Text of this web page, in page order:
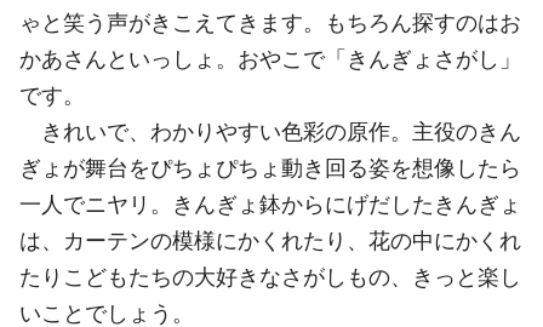
ゃと笑う声がきこえてきます。もちろん探すのはお
かあさんといっしょ。おやこで「きんぎょさがし」
です。
きれいで、わかりやすい色彩の原作。主役のきん
ぎょが舞台をぴちょぴちょ動き回る姿を想像したら
一人でニヤリ。きんぎょ鉢からにげだしたきんぎょ
は、カーテンの模様にかくれたり、花の中にかくれ
たりこどもたちの大好きなさがしもの、きっと楽し
いことでしょう。